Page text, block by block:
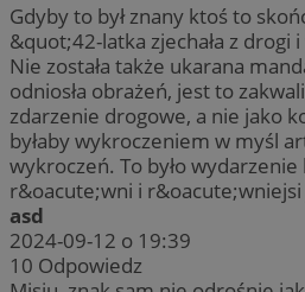
Gdyby to był znany ktoś to
&quot;42-latka zjechała z drogi
Nie została także ukarana
odniosła obrażeń, jest to
zdarzenie drogowe, a nie jako
byłaby wykroczeniem w myśl
wykroczeń. To było
r&oacute;wni i r&oacute;wniejsi
asd
2024-09-12 o 19:39
10 Odpowiedz